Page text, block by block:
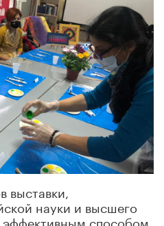
выставки,
науки и высшего
эффективным способом